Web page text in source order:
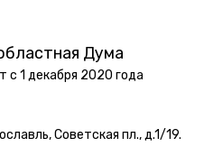
Дума
с 1 декабря 2020 года
Советская пл., д.1/19.